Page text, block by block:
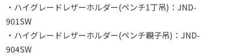
・ハイグレードレザーホルダー(ペンチ1丁吊)：JND-
901SW
・ハイグレードレザーホルダー(ペンチ親子吊)：JND-
904SW